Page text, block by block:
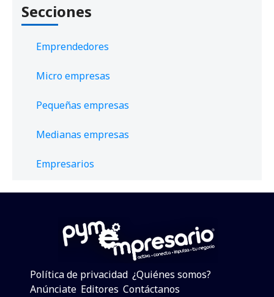
Secciones
Emprendedores
Micro empresas
Pequeñas empresas
Medianas empresas
Empresarios
Política de privacidad ¿Quiénes somos?
Anúnciate Editores Contáctanos